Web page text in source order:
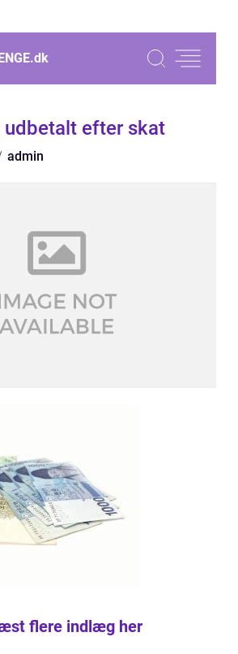
dk
udbetalt efter skat
admin
flere indlæg her